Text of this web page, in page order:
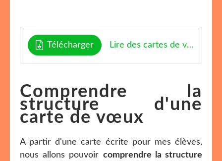
Télécharger Lire des cartes de voeux 2026 enjoyclassroom
Comprendre la
structure d'une
carte de vœux
A partir d'une carte écrite pour mes élèves,
nous allons pouvoir comprendre la structure